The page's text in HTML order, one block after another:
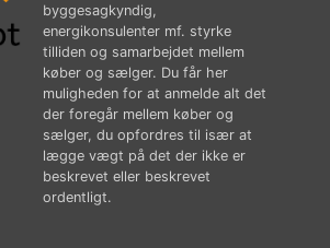
byggesagkyndig,
energikonsulenter mf. styrke
tilliden og samarbejdet mellem
køber og sælger. Du får her
muligheden for at anmelde alt det
der foregår mellem køber og
sælger, du opfordres til især at
lægge vægt på det der ikke er
beskrevet eller beskrevet
ordentligt.